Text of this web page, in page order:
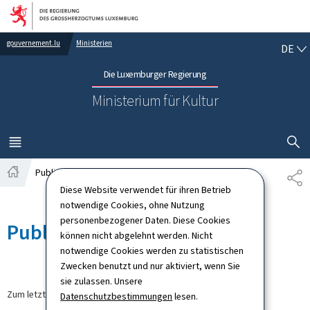
Diese Website verwendet für ihren Betrieb
notwendige Cookies, ohne Nutzung
personenbezogener Daten. Diese Cookies
können nicht abgelehnt werden. Nicht
notwendige Cookies werden zu statistischen
Zwecken benutzt und nur aktiviert, wenn Sie
sie zulassen. Unsere
Datenschutzbestimmungen lesen.
Zur Hauptnavigation
Zum Inhalt
gouvernement.lu Ministerien
Die Luxemburger Regierung
Ministerium für Kultur
DE
MENÜ
HAUPT-
Startseite
Publications
Publications
Zum letzten Mal aktualisiert am27.04.2026